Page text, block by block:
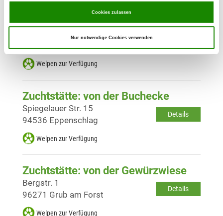
Cookies zulassen
Nur notwendige Cookies verwenden
Zuchtstätte: vom Haus COKASA
Blumenstr. 35
84478 Waldkraiburg
Welpen zur Verfügung
Zuchtstätte: von der Buchecke
Details
Spiegelauer Str. 15
94536 Eppenschlag
Welpen zur Verfügung
Zuchtstätte: von der Gewürzwiese
Details
Bergstr. 1
96271 Grub am Forst
Welpen zur Verfügung